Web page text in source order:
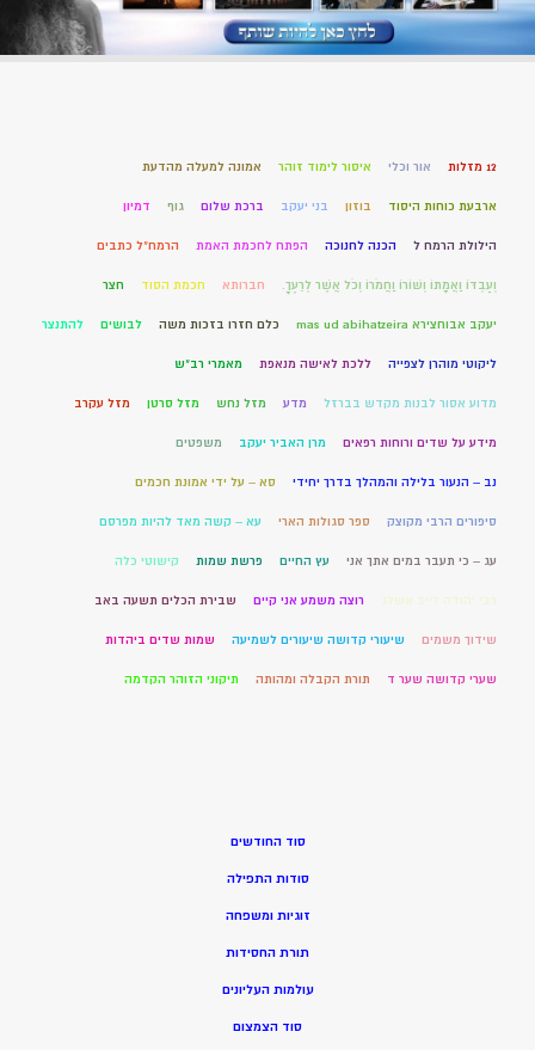
12 מזלות אור וכלי איסור לימוד זוהר אמונה למעלה מהדעת
ארבעת כוחות היסוד בוזון בני יעקב ברכת שלום גוף דמיון
הילולת הרמח ל הכנה לחנוכה הפתח לחכמת האמת הרמח"ל כתבים
וְעַבְדּוֹ וַאֲמָתוֹ וְשׁוֹרוֹ וַחֲמֹרוֹ וְכֹל אֲשֶׁר לְרֵעֶךָ. חברותא חכמת הסוד חצר
יעקב אבוחצירא mas ud abihatzeira כלם חזרו בזכות משה לבושים להתנצר
ליקוטי מוהרן לצפייה ללכת לאישה מנאפת מאמרי רב"ש
מדוע אסור לבנות מקדש בברזל מדע מזל נחש מזל סרטן מזל עקרב
מידע על שדים ורוחות רפאים מרן האביר יעקב משפטים
נב – הנעור בלילה והמהלך בדרך יחידי סא – על ידי אמונת חכמים
סיפורים הרבי מקוצק ספר סגולות הארי עא – קשה מאד להיות מפרסם
עג – כי תעבר במים אתך אני עץ החיים פרשת שמות קישוטי כלה
רבי יהודה לייב אשלג רוצה משמע אני קיים שבירת הכלים תשעה באב
שידוך משמים שיעורי קדושה שיעורים לשמיעה שמות שדים ביהדות
שערי קדושה שער ד תורת הקבלה ומהותה תיקוני הזוהר הקדמה
סוד החודשים
סודות התפילה
זוגיות ומשפחה
תורת החסידות
עולמות העליונים
סוד הצמצום